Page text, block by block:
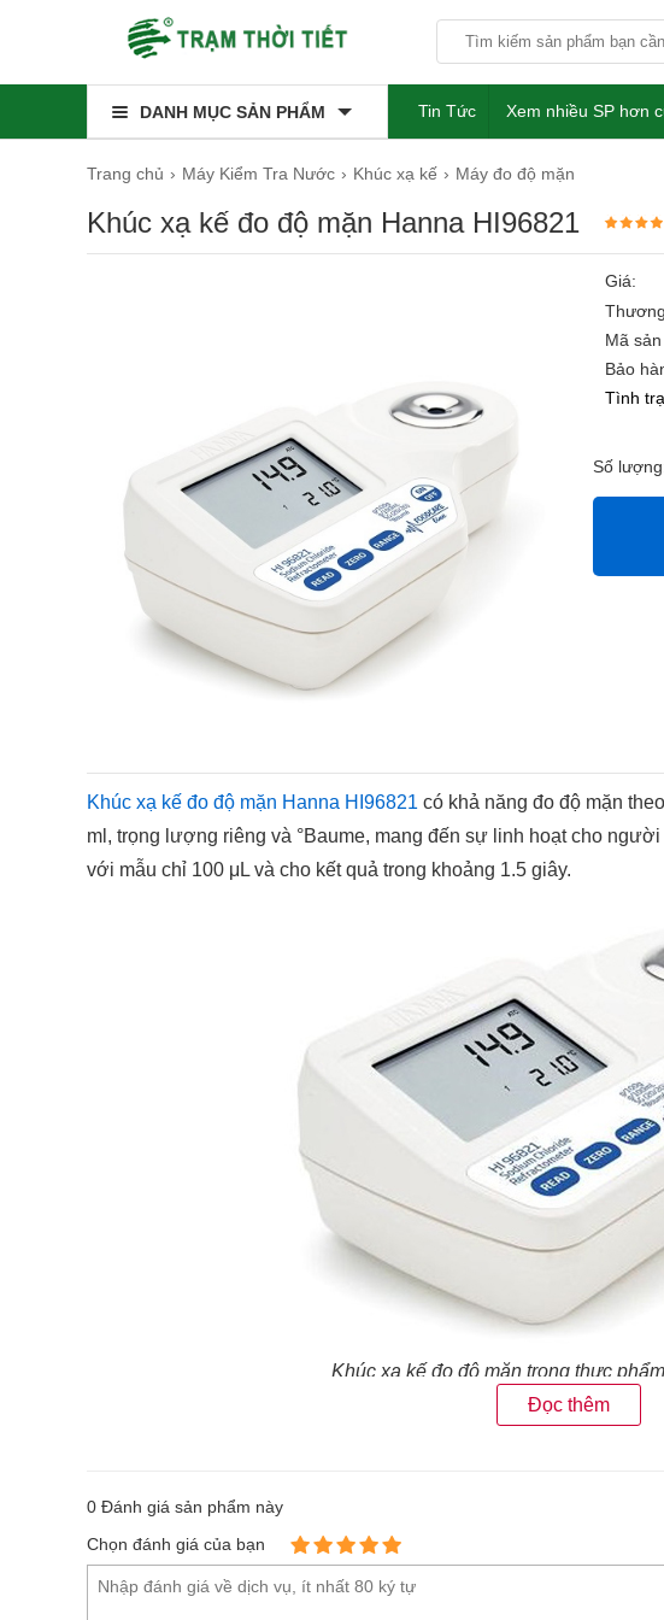
DANH MỤC SẢN PHẨM Tin Tức Xem nhiều SP hơn
Trang chủ Máy Kiểm Tra Nước Khúc xạ kế Máy đo độ mặn
Khúc xạ kế đo độ mặn Hanna HI96821
Giá:
Mã
Bảo
Tình
Số
Khúc xạ kế đo độ mặn Hanna HI96821 có khả năng đo độ mặn
ml, trọng lượng riêng và °Baume, mang đến sự linh hoạt cho
với mẫu chỉ 100 μL và cho kết quả trong khoảng 1.5 giây.
Khúc xạ kế đo độ mặn trong thực
Được thiết kế nhỏ gọn, chắc chắn, với khoang chứa mẫu bằng
cho các ngành sản xuất thực phẩm. Với thiết kế bền bỉ, khúc xạ kế
tưởng cho các phép đo độ mặn chính xác trong thực phẩm và môi
Đọc thêm
0 Đánh giá sản phẩm này
Chọn đánh giá của bạn